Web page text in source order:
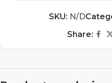
SKU: N/D
Share: